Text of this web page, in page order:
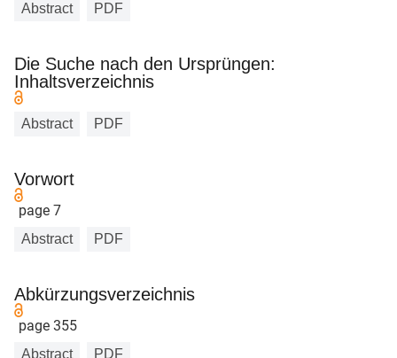
Abstract PDF
Die Suche nach den Ursprüngen:
Inhaltsverzeichnis
Abstract PDF
Vorwort
page 7
Abstract PDF
Abkürzungsverzeichnis
page 355
Abstract PDF